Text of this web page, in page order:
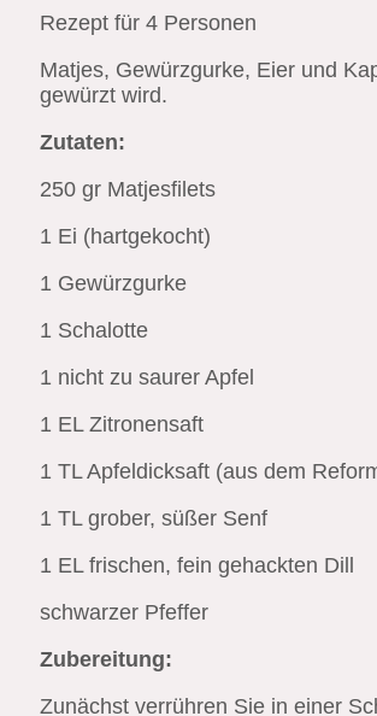
Rezept für 4 Personen
Matjes, Gewürzgurke, Eier und
gewürzt wird.
Zutaten:
250 gr Matjesfilets
1 Ei (hartgekocht)
1 Gewürzgurke
1 Schalotte
1 nicht zu saurer Apfel
1 EL Zitronensaft
1 TL Apfeldicksaft (aus dem
1 TL grober, süßer Senf
1 EL frischen, fein gehackten Dill
schwarzer Pfeffer
Zubereitung:
Zunächst verrühren Sie in einer